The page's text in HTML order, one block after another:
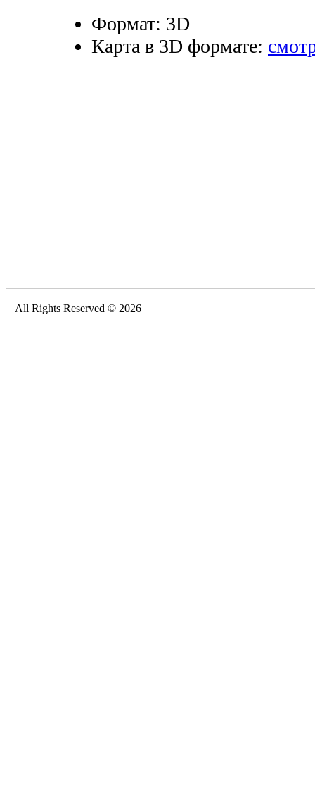
Формат: 3D
Карта в 3D формате:
All Rights Reserved © 2026